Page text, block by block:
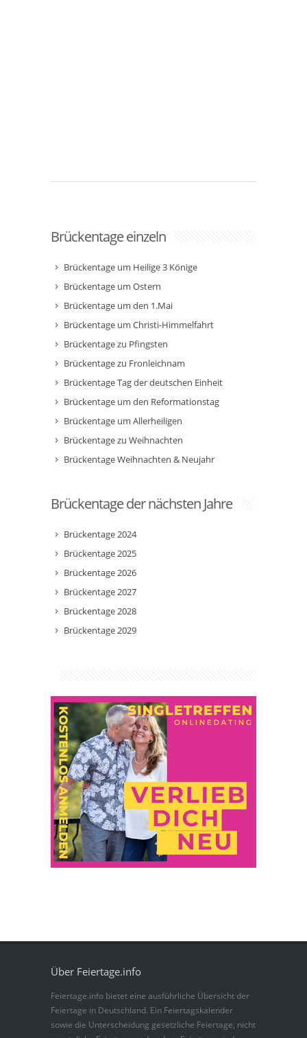
Brückentage einzeln
Brückentage um Heilige 3 Könige
Brückentage um Ostern
Brückentage um den 1.Mai
Brückentage um Christi-Himmelfahrt
Brückentage zu Pfingsten
Brückentage zu Fronleichnam
Brückentage Tag der deutschen Einheit
Brückentage um den Reformationstag
Brückentage um Allerheiligen
Brückentage zu Weihnachten
Brückentage Weihnachten & Neujahr
Brückentage der nächsten Jahre
Brückentage 2024
Brückentage 2025
Brückentage 2026
Brückentage 2027
Brückentage 2028
Brückentage 2029
Über Feiertage.info
Feiertage.info bietet eine ausführliche Übersicht der
Feiertage in Deutschland. Ein Feiertagskalender
sowie die Unterscheidung gesetzliche Feiertage, nicht